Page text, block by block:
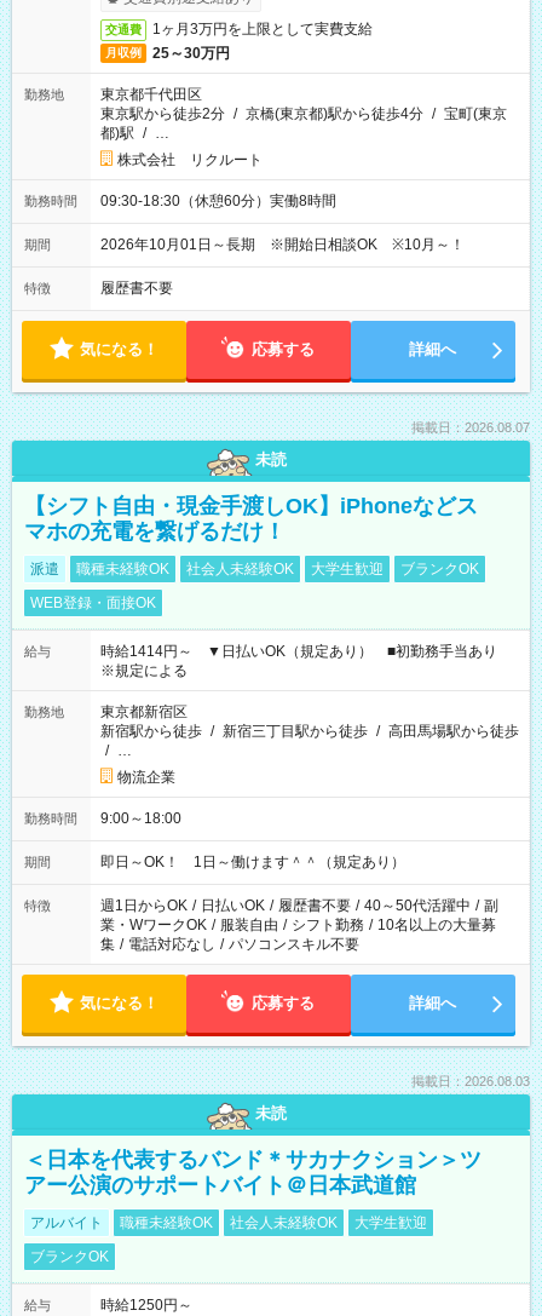
交通費 1ヶ月3万円を上限として実費支給
月収例 25～30万円
勤務地
東京都千代田区
東京駅から徒歩2分 / 京橋(東京都)駅から徒歩4分 / 宝町(東京
都)駅 / …
株式会社 リクルート
勤務時間 09:30-18:30（休憩60分）実働8時間
期間 2026年10月01日～長期 ※開始日相談OK ※10月～！
特徴 履歴書不要
気になる！ 応募する 詳細へ
掲載日：2026.08.07
未読
【シフト自由・現金手渡しOK】iPhoneなどス
マホの充電を繋げるだけ！
派遣 職種未経験OK 社会人未経験OK 大学生歓迎
ブランクOK
WEB登録・面接OK
給与
時給1414円～ ▼日払いOK（規定あり） ■初勤務手当あり
※規定による
勤務地
東京都新宿区
新宿駅から徒歩 / 新宿三丁目駅から徒歩 / 高田馬場駅から徒歩
/ …
物流企業
勤務時間 9:00～18:00
期間 即日～OK！ 1日～働けます＾＾（規定あり）
特徴 週1日からOK / 日払いOK / 履歴書不要 / 40～50代活躍中 / 副
業・WワークOK / 服装自由 / シフト勤務 / 10名以上の大量募
集 / 電話対応なし / パソコンスキル不要
気になる！ 応募する 詳細へ
掲載日：2026.08.03
未読
＜日本を代表するバンド＊サカナクション＞ツ
アー公演のサポートバイト＠日本武道館
アルバイト 職種未経験OK 社会人未経験OK
大学生歓迎
ブランクOK
給与
時給1250円～